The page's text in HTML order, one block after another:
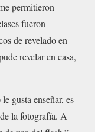
permitieron
fueron
de revelado en
revelar en casa,
gusta enseñar, es
la fotografía. A